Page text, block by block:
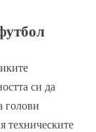
си да
голови
техническите